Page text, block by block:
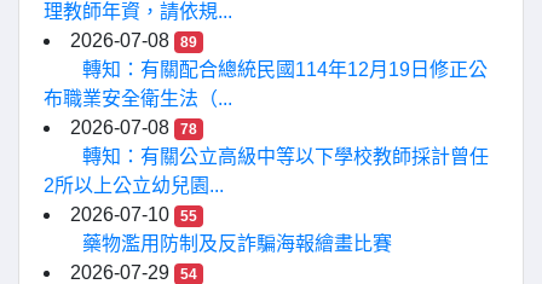
理教師年資，請依規...
2026-07-08
89
轉知：有關配合總統民國114年12月19日修正公
布職業安全衛生法（...
2026-07-08
78
轉知：有關公立高級中等以下學校教師採計曾任
2所以上公立幼兒園...
2026-07-10
55
藥物濫用防制及反詐騙海報繪畫比賽
2026-07-29
54